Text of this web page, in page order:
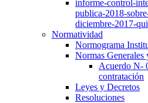
informe-control-
publica-2018-
diciembre-2017-
Normatividad
Normograma
Normas Generales
Acuerdo N-
contratación
Leyes y Decretos
Resoluciones